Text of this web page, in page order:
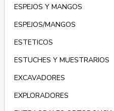
ESPEJOS Y MANGOS
ESPEJOS/MANGOS
ESTETICOS
ESTUCHES Y MUESTRARIOS
EXCAVADORES
EXPLORADORES